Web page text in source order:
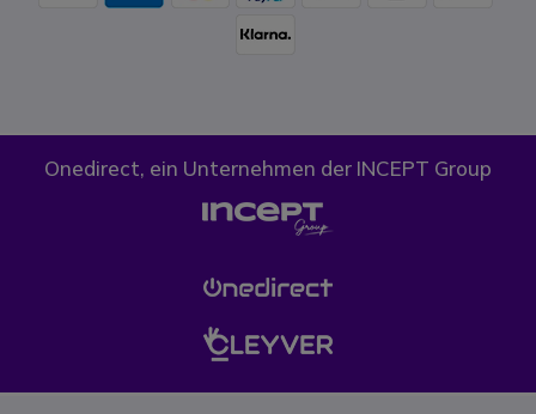
Onedirect, ein Unternehmen der INCEPT Group